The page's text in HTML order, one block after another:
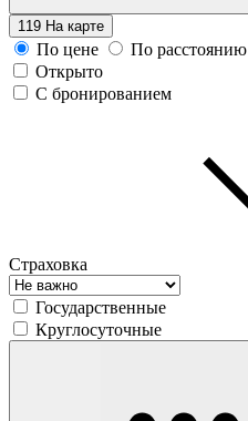
119 На карте
По цене
По расстоянию
Открыто
С бронированием
Страховка
Государственные
Круглосуточные